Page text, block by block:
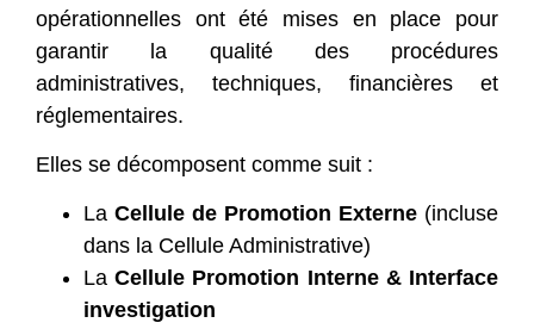
opérationnelles ont été mises en place pour
garantir la qualité des procédures
administratives, techniques, financières et
réglementaires.
Elles se décomposent comme suit :
La Cellule de Promotion Externe (incluse
dans la Cellule Administrative)
LaCellule Promotion Interne & Interface
investigation